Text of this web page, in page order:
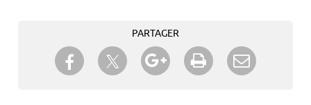
PARTAGER
Partager sur Facebook
Partager sur TwitterPartager sur Google+
Imprimer